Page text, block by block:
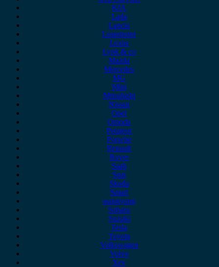
KIA
Lada
Lancia
Leapmotor
Lexus
Lynk & co
Mazda
Mercedes
MG
Mini
Mitsubishi
Nissan
Opel
Omoda
Peugeot
Porsche
Renault
Rover
Saab
Seat
Skoda
Smart
ssangyong
Subaru
Suzuki
Tesla
Toyota
Volkswagen
Volvo
Xev